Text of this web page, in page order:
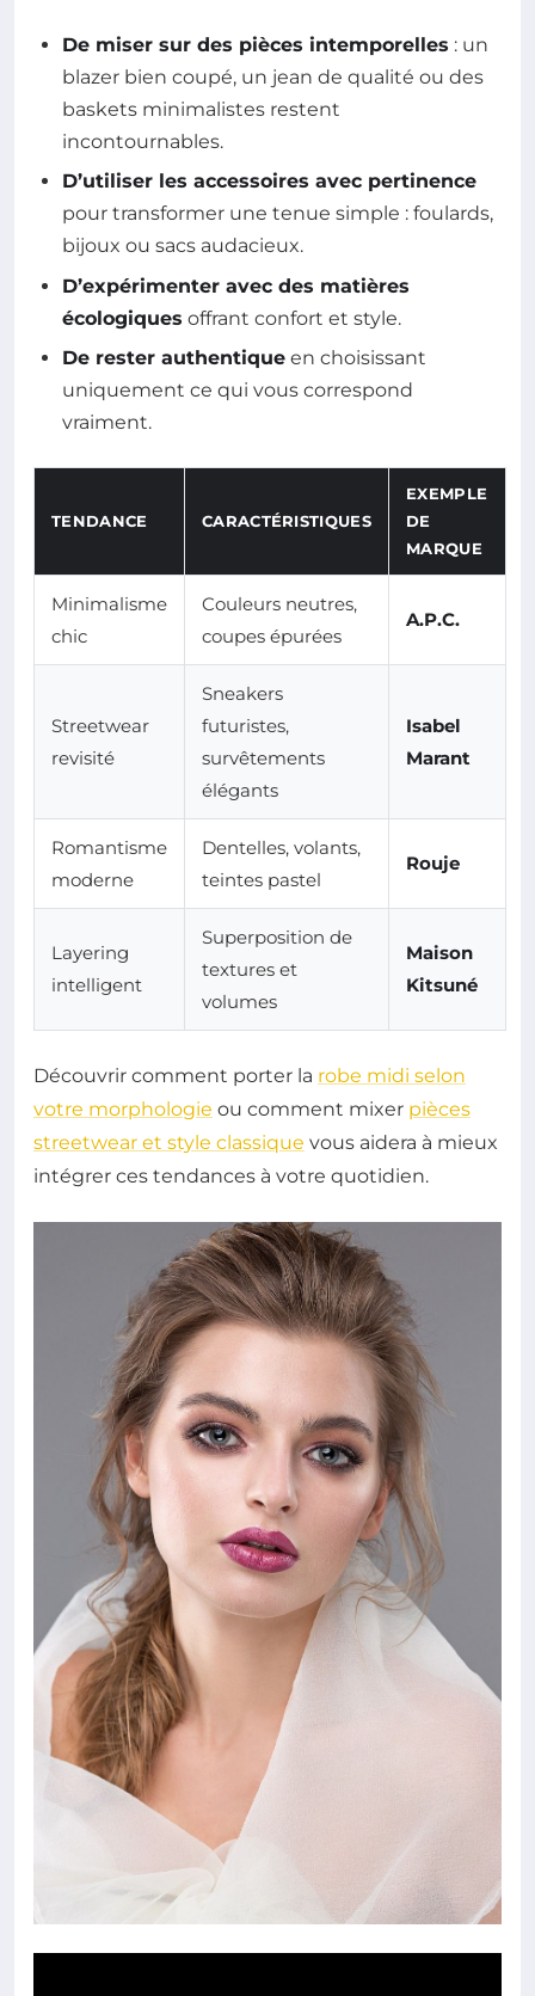
De miser sur des pièces intemporelles : un
blazer bien coupé, un jean de qualité ou des
baskets minimalistes restent
incontournables.
D’utiliser les accessoires avec pertinence
pour transformer une tenue simple : foulards,
bijoux ou sacs audacieux.
D’expérimenter avec des matières
écologiques offrant confort et style.
De rester authentique en choisissant
uniquement ce qui vous correspond
vraiment.
TENDANCE CARACTÉRISTIQUES
EXEMPLE
DE
MARQUE
Minimalisme
chic
Couleurs neutres,
coupes épurées
A.P.C.
Streetwear
revisité
Sneakers
futuristes,
survêtements
élégants
Isabel
Marant
Romantisme
moderne
Dentelles, volants,
teintes pastel
Rouje
Layering
intelligent
Superposition de
textures et
volumes
Maison
Kitsuné
Découvrir comment porter la robe midi selon
votre morphologie ou comment mixer pièces
streetwear et style classique vous aidera à mieux
intégrer ces tendances à votre quotidien.